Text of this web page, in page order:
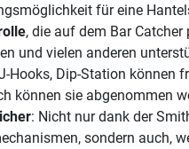
für eine
, die auf dem Bar
und vielen anderen
Hooks, Dip-Station können
können sie abgenommen
: Nicht nur dank der
sondern auch,